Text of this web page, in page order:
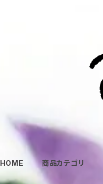
HOME 商品カテゴリ